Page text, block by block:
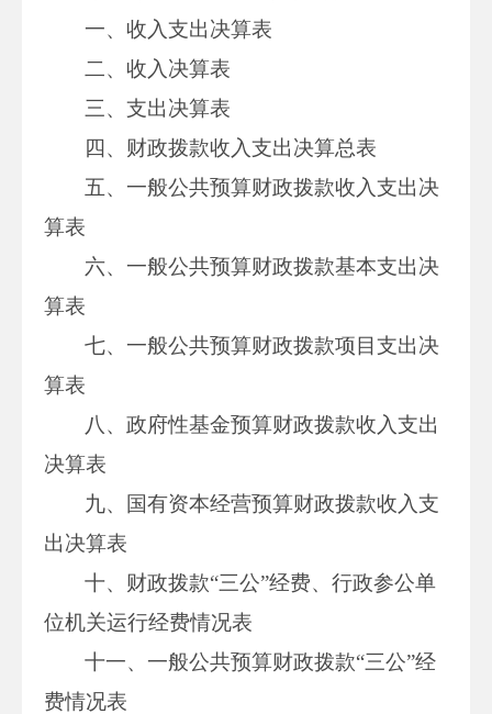
一、收入支出决算表
二、收入决算表
三、支出决算表
四、财政拨款收入支出决算总表
五、一般公共预算财政拨款收入支出决
算表
六、一般公共预算财政拨款基本支出决
算表
七、一般公共预算财政拨款项目支出决
算表
八、政府性基金预算财政拨款收入支出
决算表
九、国有资本经营预算财政拨款收入支
出决算表
十、财政拨款“三公”经费、行政参公单
位机关运行经费情况表
十一、一般公共预算财政拨款“三公”经
费情况表